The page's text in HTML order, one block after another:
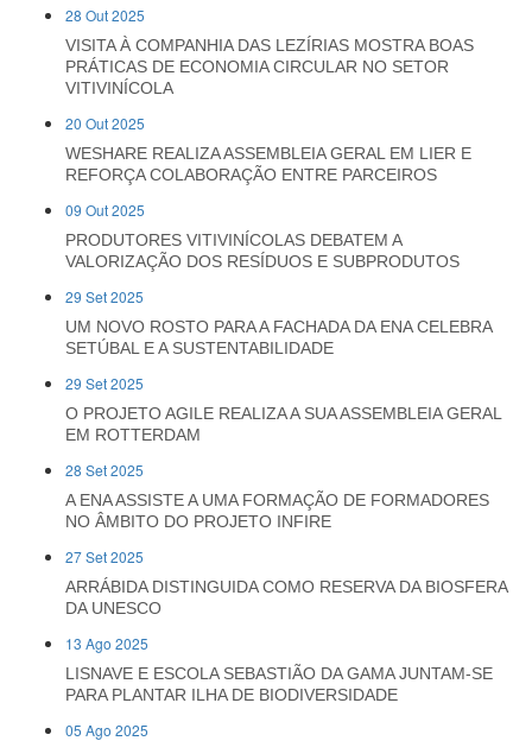
28 Out 2025
VISITA À COMPANHIA DAS LEZÍRIAS MOSTRA BOAS
PRÁTICAS DE ECONOMIA CIRCULAR NO SETOR
VITIVINÍCOLA
20 Out 2025
WESHARE REALIZA ASSEMBLEIA GERAL EM LIER E
REFORÇA COLABORAÇÃO ENTRE PARCEIROS
09 Out 2025
PRODUTORES VITIVINÍCOLAS DEBATEM A
VALORIZAÇÃO DOS RESÍDUOS E SUBPRODUTOS
29 Set 2025
UM NOVO ROSTO PARA A FACHADA DA ENA CELEBRA
SETÚBAL E A SUSTENTABILIDADE
29 Set 2025
O PROJETO AGILE REALIZA A SUA ASSEMBLEIA GERAL
EM ROTTERDAM
28 Set 2025
A ENA ASSISTE A UMA FORMAÇÃO DE FORMADORES
NO ÂMBITO DO PROJETO INFIRE
27 Set 2025
ARRÁBIDA DISTINGUIDA COMO RESERVA DA BIOSFERA
DA UNESCO
13 Ago 2025
LISNAVE E ESCOLA SEBASTIÃO DA GAMA JUNTAM-SE
PARA PLANTAR ILHA DE BIODIVERSIDADE
05 Ago 2025